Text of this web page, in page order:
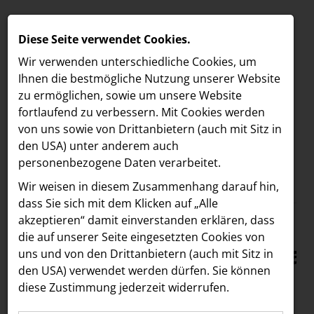
MELDUNGEN
LOEBELL NORDBERG
INNER
aehre
Astoria Artshow
B/S/H Hausgeräte
Meldungen /
Text Bilder
06.06.2025
Nachhaltigkeitsfestival
in der SCS: Stargast
Diese Seite verwendet Cookies.
Wir verwenden unterschiedliche Cookies, um
Ihnen die best­mögliche Nutzung unserer Website
zu ermöglichen, sowie um unsere Website
fortlaufend zu verbessern. Mit Cookies werden
von uns sowie von Drittanbietern (auch mit Sitz in
den USA) unter anderem auch
personenbezogene Daten verarbeitet.
Wir weisen in diesem Zusammenhang darauf hin,
dass Sie sich mit dem Klicken auf „Alle
akzeptieren“ damit ein­ver­standen erklären, dass
die auf unserer Seite eingesetzten Cookies von
uns und von den Drittanbietern (auch mit Sitz in
den USA) verwendet werden dürfen. Sie können
diese Zustimmung jederzeit widerrufen.